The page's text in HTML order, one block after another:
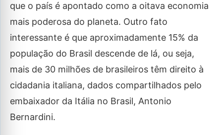
que o país é apontado como a oitava economia
mais poderosa do planeta. Outro fato
interessante é que aproximadamente 15% da
população do Brasil descende de lá, ou seja,
mais de 30 milhões de brasileiros têm direito à
cidadania italiana, dados compartilhados pelo
embaixador da Itália no Brasil, Antonio
Bernardini.